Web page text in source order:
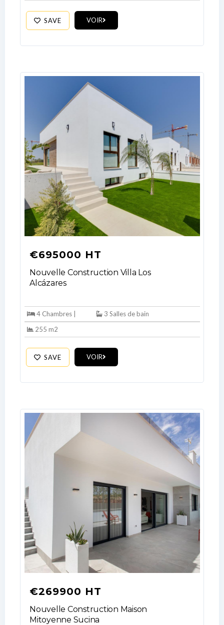
SAVE VOIR
€695000 HT
Nouvelle Construction Villa Los
Alcázares
4 Chambres |
3 Salles de bain
255 m2
SAVE VOIR
€269900 HT
Nouvelle Construction Maison
Mitoyenne Sucina
Log In
Username
No apps configured. Please contact
Lost your password?